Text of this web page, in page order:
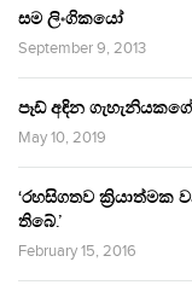
සම ලිංගිකයෝ
September 9, 2013
පෑඩ් අඳින
May 10, 2019
‘රහසිගතව ක්‍රියාත්මක
තිබේ.’
February 15, 2016